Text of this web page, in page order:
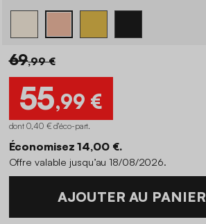
69,99 €
55,99 €
dont 0,40 € d'éco-part.
Économisez 14,00 €.
Offre valable jusqu’au 18/08/2026.
AJOUTER AU PANIER